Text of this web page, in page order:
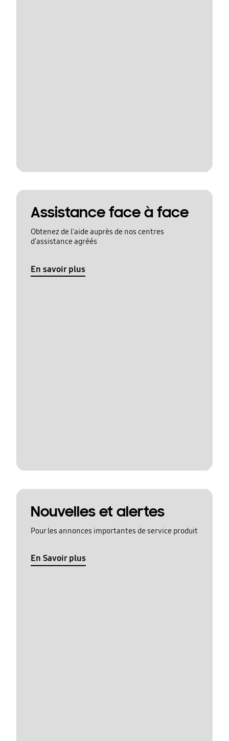
Assistance face à face
Obtenez de l'aide auprès de nos centres
d'assistance agréés
En savoir plus
Nouvelles et alertes
Pour les annonces importantes de service produit
En Savoir plus